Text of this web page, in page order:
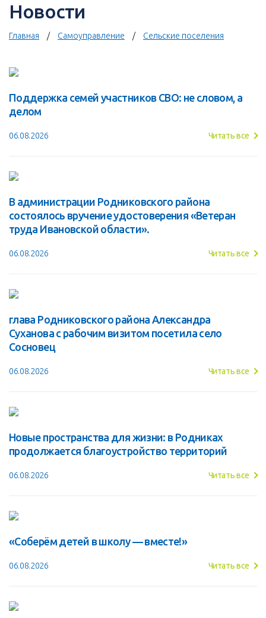
Новости
Главная Самоуправление Сельские поселения
Поддержка семей участников СВО: не словом, а
делом
06.08.2026 Читать все
В администрации Родниковского района
состоялось вручение удостоверения «Ветеран
труда Ивановской области».
06.08.2026 Читать все
глава Родниковского района Александра
Суханова с рабочим визитом посетила село
Сосновец
06.08.2026 Читать все
Новые пространства для жизни: в Родниках
продолжается благоустройство территорий
06.08.2026 Читать все
«Соберём детей в школу — вместе!»
06.08.2026 Читать все